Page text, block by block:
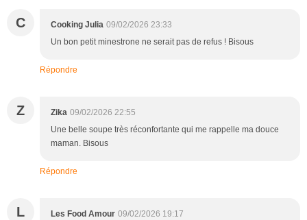
C Cooking Julia 09/02/2026 23:33
Un bon petit minestrone ne serait pas de refus ! Bisous
Répondre
Z Zika 09/02/2026 22:55
Une belle soupe très réconfortante qui me rappelle ma douce
maman. Bisous
Répondre
L Les Food Amour 09/02/2026 19:17